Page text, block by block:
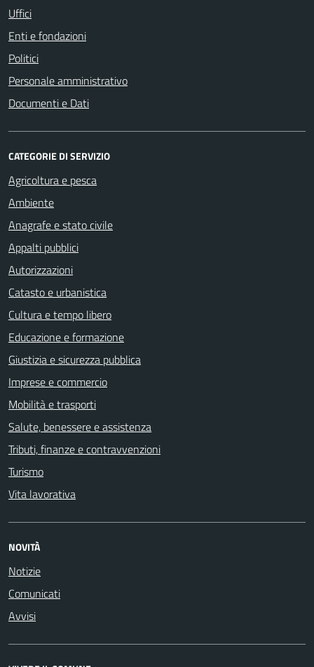
Uffici
Enti e fondazioni
Politici
Personale amministrativo
Documenti e Dati
CATEGORIE DI SERVIZIO
Agricoltura e pesca
Ambiente
Anagrafe e stato civile
Appalti pubblici
Autorizzazioni
Catasto e urbanistica
Cultura e tempo libero
Educazione e formazione
Giustizia e sicurezza pubblica
Imprese e commercio
Mobilità e trasporti
Salute, benessere e assistenza
Tributi, finanze e contravvenzioni
Turismo
Vita lavorativa
NOVITÀ
Notizie
Comunicati
Avvisi